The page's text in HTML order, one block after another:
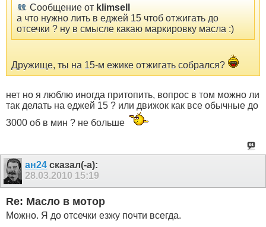
Сообщение от klimsell
а что нужно лить в еджей 15 чтоб отжигать до
отсечки ? ну в смысле какаю маркировку масла :)
Дружище, ты на 15-м ежике отжигать собрался?
нет но я люблю иногда притопить, вопрос в том можно ли
так делать на еджей 15 ? или движок как все обычные до
3000 об в мин ? не больше
ан24 сказал(-а):
28.03.2010 15:19
Re: Масло в мотор
Можно. Я до отсечки езжу почти всегда.